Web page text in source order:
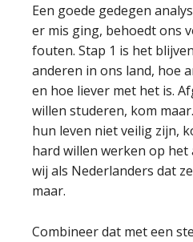
Een goede gedegen
er mis ging, behoedt ons
fouten. Stap 1 is het
anderen in ons land, hoe
en hoe liever met het is.
willen studeren, kom
hun leven niet veilig zijn,
hard willen werken op het
wij als Nederlanders dat
maar.
Combineer dat met een